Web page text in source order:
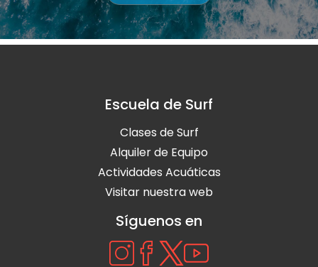
Escuela de Surf
Clases de Surf
Alquiler de Equipo
Actividades Acuáticas
Visitar nuestra web
Síguenos en